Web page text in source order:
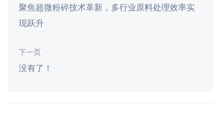
聚焦超微粉碎技术革新，多行业原料处理效率实
现跃升
下一页
没有了！